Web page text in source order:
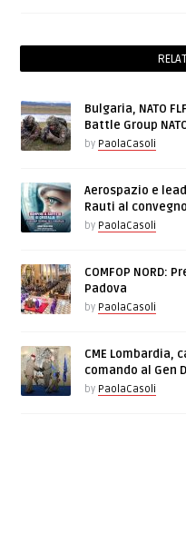
Bulgaria, NATO
Battle Group
by PaolaCasoli
Aerospazio e
Rauti al convegno
by PaolaCasoli
COMFOP NORD:
Padova
by PaolaCasoli
CME Lombardia,
comando al Gen
by PaolaCasoli